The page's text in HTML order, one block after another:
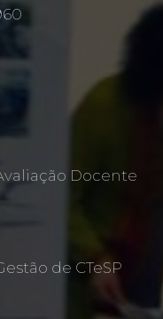
Docente
de CTeSP